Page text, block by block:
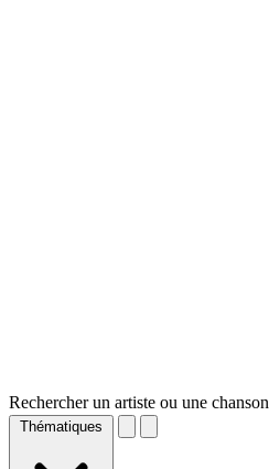
Rechercher un artiste ou une chanson
Thématiques